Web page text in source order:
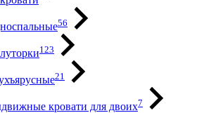
56
123
21
кровати для двоих7